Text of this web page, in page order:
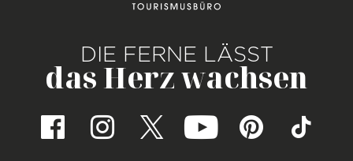
DIE FERNE LÄSST
das Herz wachsen